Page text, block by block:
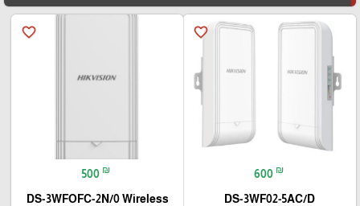
favorite_border
600 ₪
DS-3WF02-5AC/D
favorite_border
500 ₪
DS-3WFOFC-2N/0 Wireless